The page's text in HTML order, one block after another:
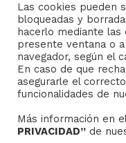
AVISO LEGAL
Sus datos seguros.
Política de Cookies.
Las cookies pueden
bloqueadas y
hacerlo mediante
presente ventana o
navegador, según el
En caso de que
asegurarle el
funcionalidades de
Más información en
PRIVACIDAD” de